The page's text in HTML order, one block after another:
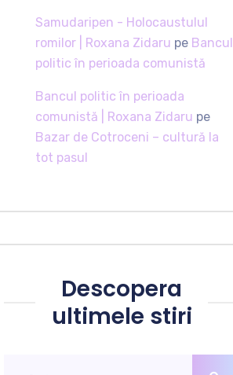
Samudaripen - Holocaustulul
romilor | Roxana Zidaru pe Bancul
politic în perioada comunistă
Bancul politic în perioada
comunistă | Roxana Zidaru pe
Bazar de Cotroceni – cultură la
tot pasul
Descopera
ultimele stiri